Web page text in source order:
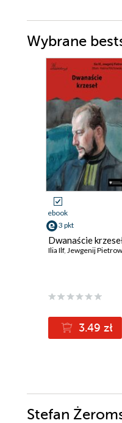
Wybrane
ebook
3 pkt
Dwanaście
Ilia Ilf, Jewgenij Pietrow
3.49 zł
Stefan